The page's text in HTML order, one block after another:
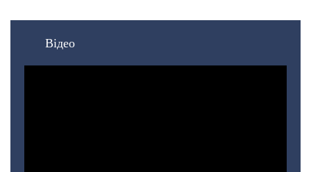
Відео